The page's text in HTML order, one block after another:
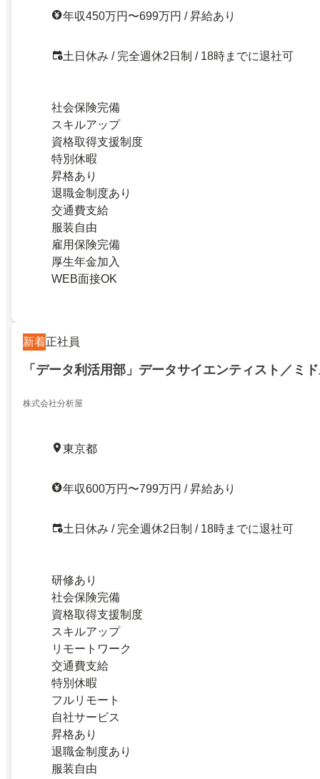
年収450万円〜699万円 / 昇給あり
土日休み / 完全週休2日制 / 18時までに退社可
社会保険完備
スキルアップ
資格取得支援制度
特別休暇
昇格あり
退職金制度あり
交通費支給
服装自由
雇用保険完備
厚生年金加入
WEB面接OK
新着正社員
「データ利活用部」データサイエンティスト／ミ
株式会社分析屋
東京都
年収600万円〜799万円 / 昇給あり
土日休み / 完全週休2日制 / 18時までに退社可
研修あり
社会保険完備
資格取得支援制度
スキルアップ
リモートワーク
交通費支給
特別休暇
フルリモート
自社サービス
昇格あり
退職金制度あり
服装自由